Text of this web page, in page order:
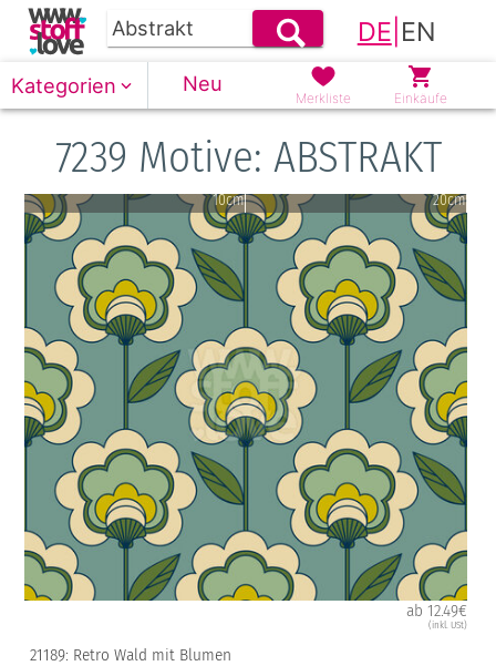
DE EN
Kategorien Neu
Merkliste Einkäufe
7239 Motive: ABSTRAKT
10cm 20cm
ab 12.49€
(inkl. USt)
21189: Retro Wald mit Blumen